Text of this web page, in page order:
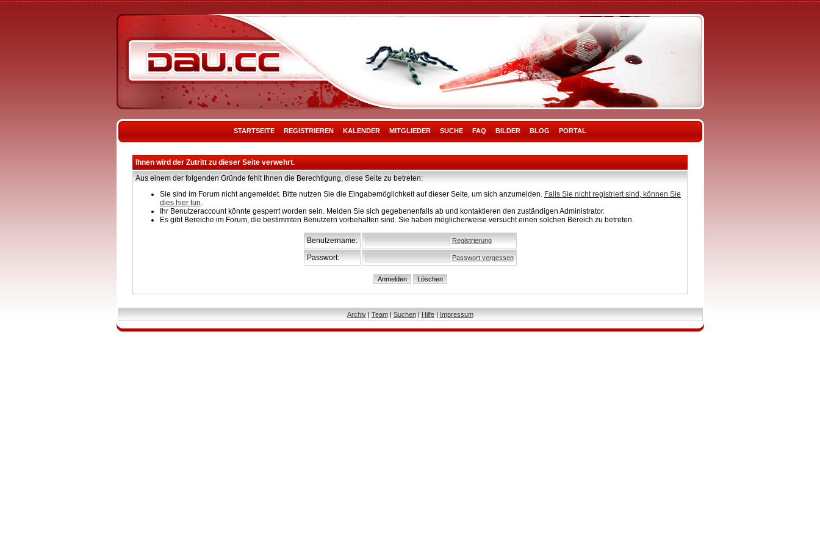
STARTSEITE REGISTRIEREN KALENDER MITGLIEDER SUCHE FAQ BILDER BLOG PORTAL
Ihnen wird der Zutritt zu dieser Seite verwehrt.
Aus einem der folgenden Gründe fehlt Ihnen die Berechtigung, diese Seite zu betreten:
Sie sind im Forum nicht angemeldet. Bitte nutzen Sie die Eingabemöglichkeit auf dieser Seite, um sich anzumelden. Falls Sie nicht registriert sind, können Sie
dies hier tun.
Ihr Benutzeraccount könnte gesperrt worden sein. Melden Sie sich gegebenenfalls ab und kontaktieren den zuständigen Administrator.
Es gibt Bereiche im Forum, die bestimmten Benutzern vorbehalten sind. Sie haben möglicherweise versucht einen solchen Bereich zu betreten.
Benutzername: Registrierung
Passwort: Passwort vergessen
Archiv| Team| Suchen| Hilfe| Impressum